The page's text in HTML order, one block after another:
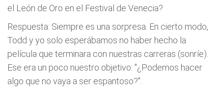
el León de Oro en el Festival de Venecia?
Respuesta: Siempre es una sorpresa. En cierto modo,
Todd y yo solo esperábamos no haber hecho la
película que terminara con nuestras carreras (sonríe).
Ese era un poco nuestro objetivo: "¿Podemos hacer
algo que no vaya a ser espantoso?".